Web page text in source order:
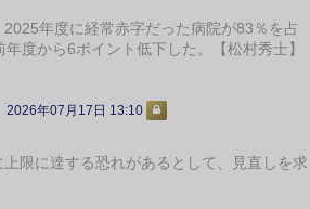
年度に経常赤字だった病院が83％を占
度から6ポイント低下した。【松村秀士】
2026年07月17日 13:10
限に達する恐れがあるとして、見直しを求